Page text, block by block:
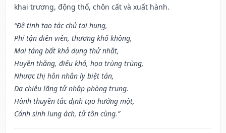
khai trương, động thổ, chôn cất và xuất hành.
“Đê tinh tạo tác chủ tai hung,
Phí tận điền viên, thương khố không,
Mai táng bất khả dụng thử nhật,
Huyền thằng, điếu khả, họa trùng trùng,
Nhược thị hôn nhân ly biệt tán,
Dạ chiêu lãng tử nhập phòng trung.
Hành thuyền tắc định tạo hướng một,
Cánh sinh lung ách, tử tôn cùng.”